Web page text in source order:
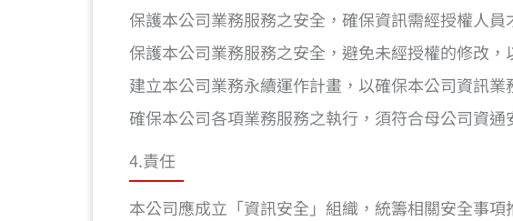
保護本公司業務服務之安全，確保資訊需經授權人員
保護本公司業務服務之安全，避免未經授權的修改，
建立本公司業務永續運作計畫，以確保本公司資訊業
確保本公司各項業務服務之執行，須符合母公司資通
4.責任
本公司應成立「資訊安全」組織，統籌相關安全事項